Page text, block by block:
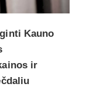
Kauno
ir